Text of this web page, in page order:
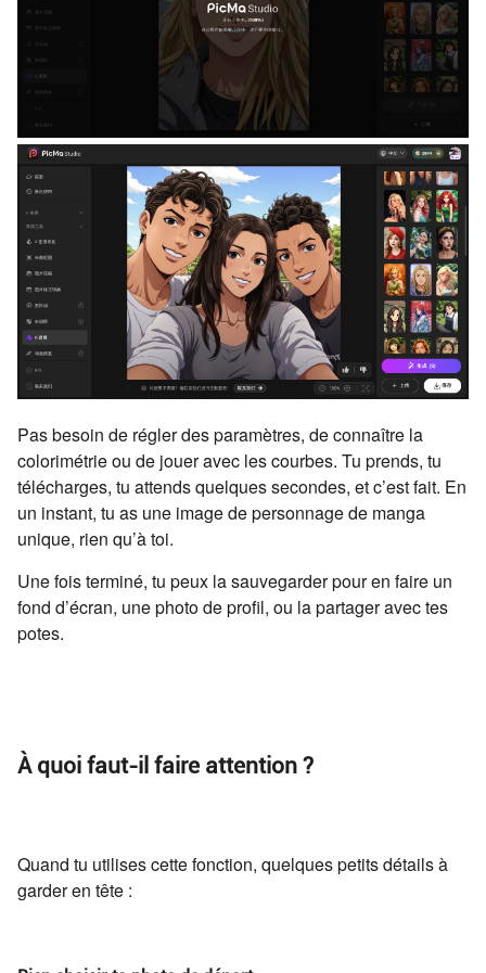
Pas besoin de régler des paramètres, de connaître la
colorimétrie ou de jouer avec les courbes. Tu prends, tu
télécharges, tu attends quelques secondes, et c’est fait. En
un instant, tu as une image de personnage de manga
unique, rien qu’à toi.
Une fois terminé, tu peux la sauvegarder pour en faire un
fond d’écran, une photo de profil, ou la partager avec tes
potes.
À quoi faut-il faire attention ?
Quand tu utilises cette fonction, quelques petits détails à
garder en tête :